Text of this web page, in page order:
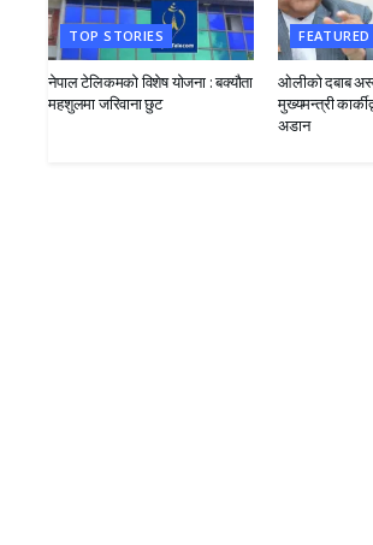
TOP STORIES
नेपाल टेलिकमको विशेष योजना : बक्यौता
महशुलमा जरिवाना छुट
FEATURED
ओलीको दबाब
मुख्यमन्त्री
अडान